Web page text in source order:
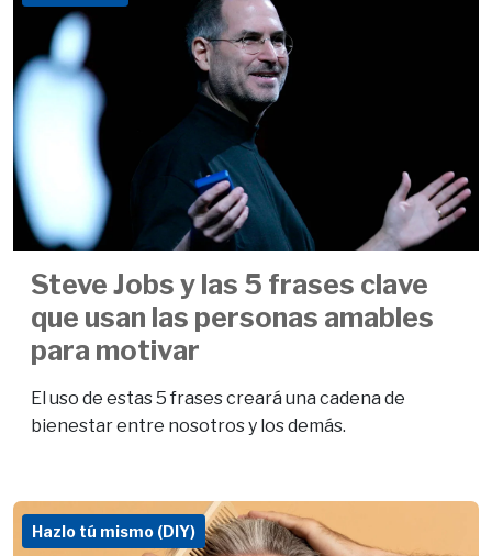
Steve Jobs y las 5 frases clave
que usan las personas amables
para motivar
El uso de estas 5 frases creará una cadena de
bienestar entre nosotros y los demás.
Hazlo tú mismo (DIY)